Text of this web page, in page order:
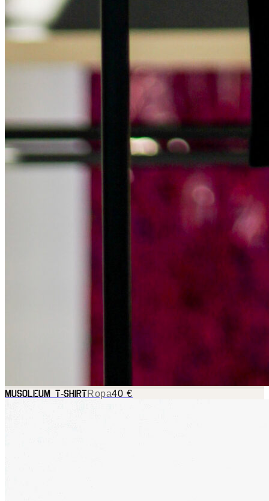
MUSOLEUM T-SHIRTRopa40 €